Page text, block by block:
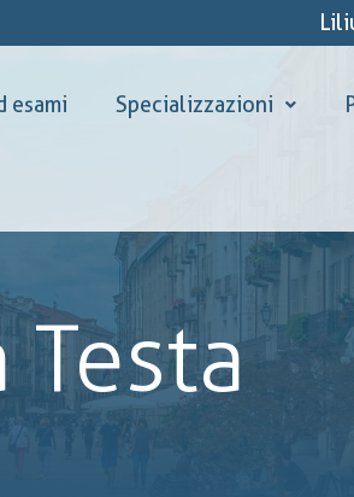
esami Specializzazioni
Testa